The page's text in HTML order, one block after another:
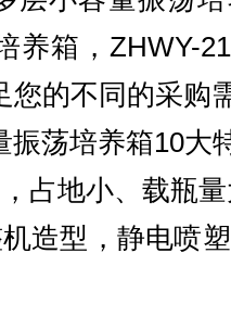
养箱， ZHWY-
您的不同的采购
振荡培养箱10大
占地小、载瓶
造型，静电喷